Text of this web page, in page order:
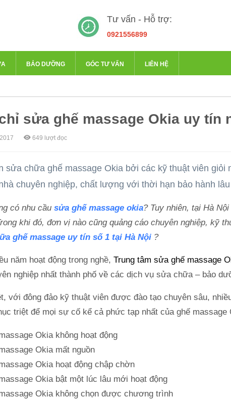
Tư vấn - Hỗ trợ:
0921556899
BẢO DƯỠNG GÓC TƯ VẤN LIÊN HỆ
sửa ghế massage Okia uy tín
649 lượt đọc
sửa chữa ghế massage Okia bởi các kỹ thuật viên giỏi
chuyên nghiệp, chất lượng với thời hạn bảo hành
có nhu cầu sửa ghế massage okia? Tuy nhiên, tại Hà
khi đó, đơn vị nào cũng quảng cáo chuyên nghiệp, kỹ
ghế massage uy tín số 1 tại Hà Nội?
năm hoạt động trong nghề, Trung tâm sửa ghế massage
nghiệp nhất thành phố về các dịch vụ sửa chữa – bảo
với đông đảo kỹ thuật viên được đào tạo chuyên sâu,
triệt để mọi sự cố kể cả phức tạp nhất của ghế massage
Okia không hoạt động
Okia mất nguồn
Okia hoạt động chập chờn
Okia bật một lúc lâu mới hoạt động
Okia không chọn được chương trình